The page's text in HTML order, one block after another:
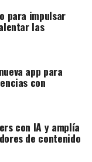
para impulsar
las
app para
con
con IA y amplía
de contenido